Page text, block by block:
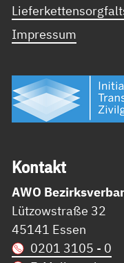
Impressum
Kon­takt
AWO
Lützowstraße 32
45141 Essen
0201 3105 - 0